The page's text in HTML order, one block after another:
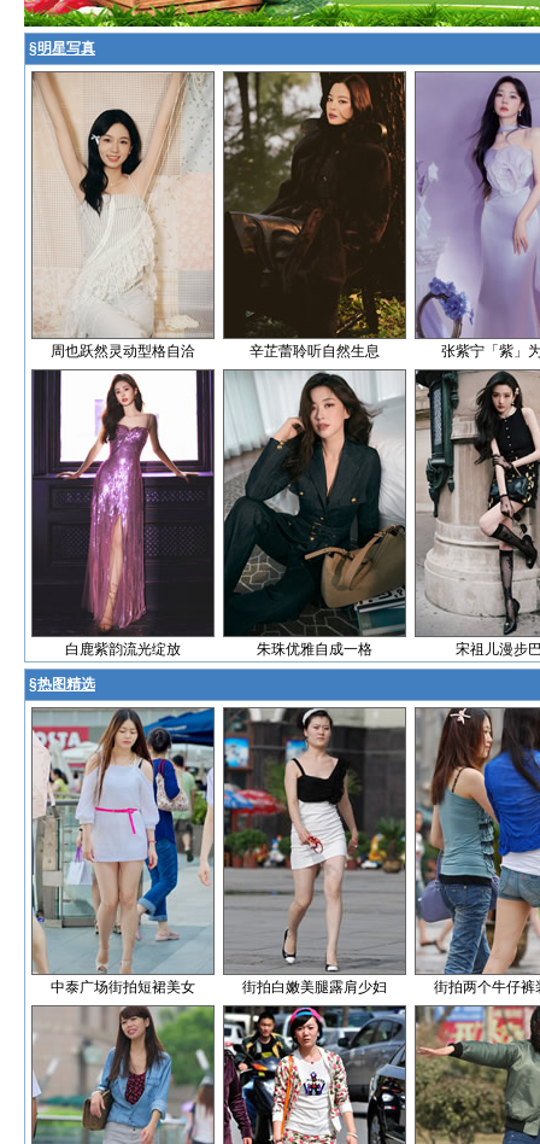
§明星写真
周也跃然灵动型格自洽 辛芷蕾聆听自然生息 张紫宁「紫」
白鹿紫韵流光绽放 朱珠优雅自成一格 宋祖儿漫步
§热图精选
中泰广场街拍短裙美女 街拍白嫩美腿露肩少妇 街拍两个牛仔裤